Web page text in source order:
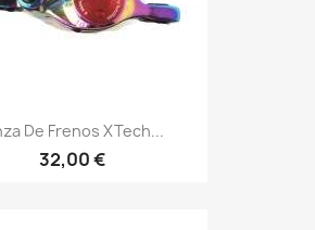
De Frenos XTech...
32,00 €